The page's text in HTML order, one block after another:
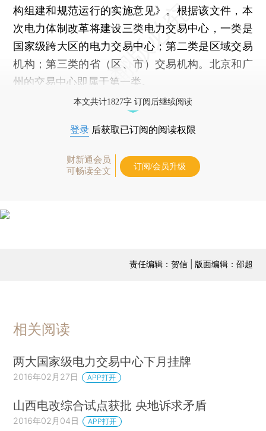
构组建和规范运行的实施意见》。根据该文件，本
次电力体制改革将建设三类电力交易中心，一类是
国家级跨大区的电力交易中心；第二类是区域交易
机构；第三类的省（区、市）交易机构。北京和广
州的交易中心即属于第一类。
本文共计1827字 订阅后继续阅读
登录 后获取已订阅的阅读权限
财新通会员
可畅读全文
订阅/会员升级
责任编辑：贺信 | 版面编辑：邵超
相关阅读
两大国家级电力交易中心下月挂牌
2016年02月27日 APP打开
山西电改综合试点获批 央地诉求矛盾
2016年02月04日 APP打开